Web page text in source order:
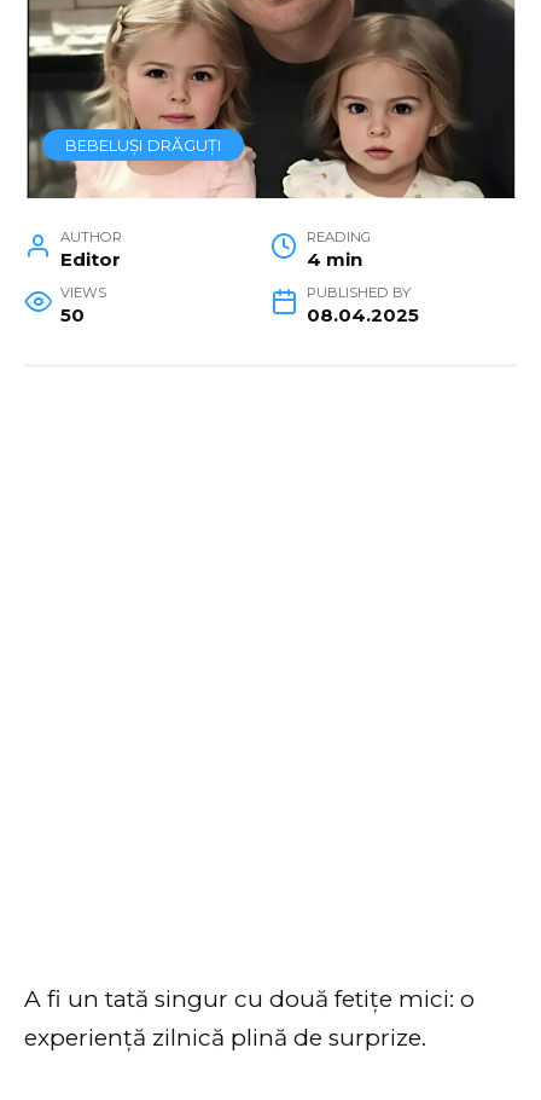
BEBELUȘI DRĂGUȚI
AUTHOR
Editor
READING
4 min
VIEWS
50
PUBLISHED BY
08.04.2025
A fi un tată singur cu două fetițe mici: o
experiență zilnică plină de surprize.